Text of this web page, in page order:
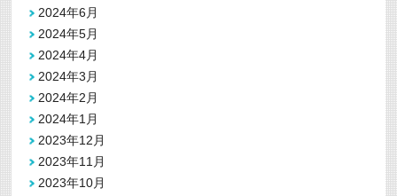
2024年6月
2024年5月
2024年4月
2024年3月
2024年2月
2024年1月
2023年12月
2023年11月
2023年10月